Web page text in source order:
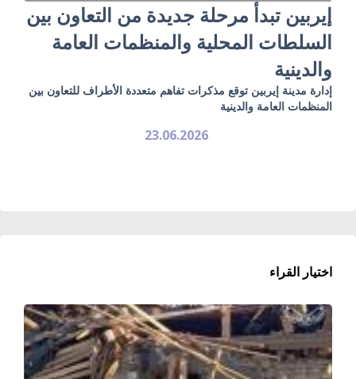
إيربين تبدأ مرحلة جديدة من التعاون بين
السلطات المحلية والمنظمات العامة
والدينية
إدارة مدينة إيربين توقع مذكرات تفاهم متعددة الأطراف للتعاون بين
المنظمات العامة والدينية
23.06.2026
اختيار القراء